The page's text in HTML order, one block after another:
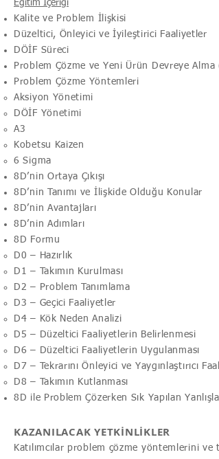
​Eğitim İçeriği
Kalite ve Problem İlişkisi
Düzeltici, Önleyici ve İyileştirici Faaliyetler
DÖİF Süreci
Problem Çözme ve Yeni Ürün Devreye Alma
Problem Çözme Yöntemleri
Aksiyon Yönetimi
DÖİF Yönetimi
A3
Kobetsu Kaizen
6 Sigma
8D’nin Ortaya Çıkışı
8D’nin Tanımı ve İlişkide Olduğu Konular
8D’nin Avantajları
8D’nin Adımları
8D Formu
D0 – Hazırlık
D1 – Takımın Kurulması
D2 – Problem Tanımlama
D3 – Geçici Faaliyetler
D4 – Kök Neden Analizi
D5 – Düzeltici Faaliyetlerin Belirlenmesi
D6 – Düzeltici Faaliyetlerin Uygulanması
D7 – Tekrarını Önleyici ve Yaygınlaştırıcı
D8 – Takımın Kutlanması
8D ile Problem Çözerken Sık Yapılan
KAZANILACAK YETKİNLİKLER
Katılımcılar problem çözme yöntemlerini